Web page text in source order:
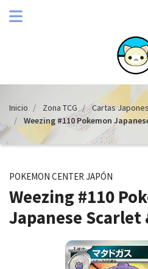
Inicio Zona TCG
Cartas
Weezing #110 Pokemon
POKEMON CENTER JAPÓN
Weezing #110
Japanese Scarlet